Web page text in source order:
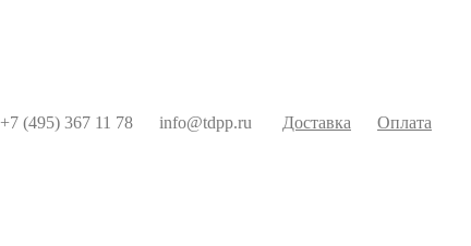
+7 (495) 367 11 78 info@tdpp.ru Доставка Оплата